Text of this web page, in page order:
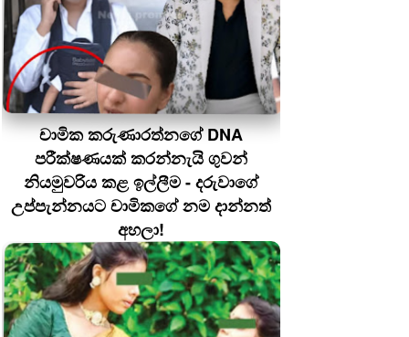
චාමික කරුණාරත්නගේ DNA
පරීක්ෂණයක් කරන්නැයි ගුවන්
නියමුවරිය කළ ඉල්ලීම - දරුවාගේ
උප්පැන්නයට චාමිකගේ නම දාන්නත්
අහලා!